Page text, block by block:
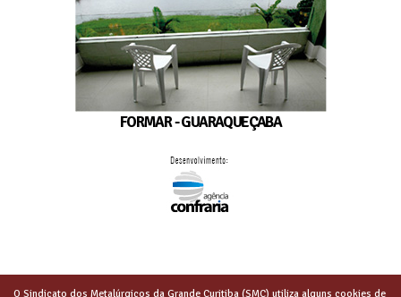
FORMAR - GUARAQUEÇABA
O Sindicato dos Metalúrgicos da Grande Curitiba (SMC) utiliza alguns cookies de